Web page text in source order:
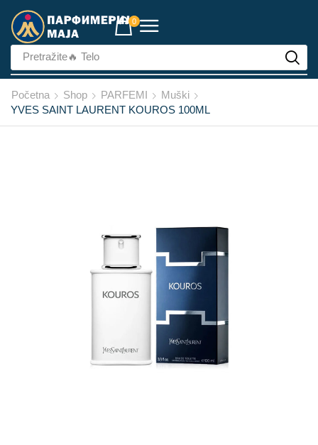
0
Pretražite🔥 Lice
Početna Shop PARFEMI
Muški
YVES SAINT LAURENT KOUROS 100ML